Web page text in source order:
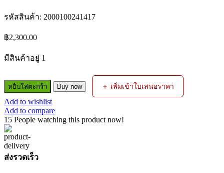
รหัสสินค้า: 2000100241417
฿2,300.00
มีสินค้าอยู่ 1
จำนวน
(CBZICAPCER01)
CAPACITOR
RUN
65
MF/450V
FOR
XMT11.15
ZINSANO
ชิ้น
หยิบใส่ตะกร้า Buy now ＋ เพิ่มเข้าใบเสนอราคา
Add to wishlist
Add to compare
15 People watching this product now!
ส่งรวดเร็ว